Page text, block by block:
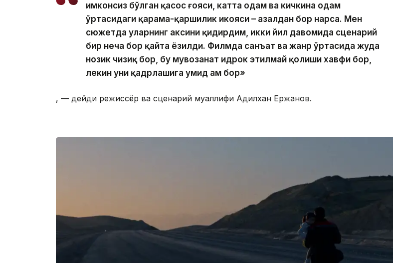
имконсиз бўлган қасос ғояси, катта одам ва кичкина одам
ўртасидаги қарама-қаршилик ҳикояси – азалдан бор нарса. Мен
сюжетда уларнинг аксини қидирдим, икки йил давомида сценарий
бир неча бор қайта ёзилди. Филмда санъат ва жанр ўртасида жуда
нозик чизиқ бор, бу мувозанат идрок этилмай қолиши хавфи бор,
лекин уни қадрлашига умид ҳам бор»
, — дейди режиссёр ва сценарий муаллифи Адилхан Ержанов.